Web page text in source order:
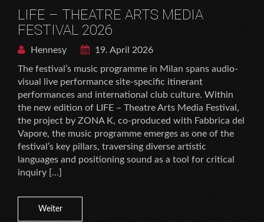
LIFE – THEATRE ARTS MEDIA
FESTIVAL 2026
Hennesy
19. April 2026
The festival’s music programme in Milan spans audio-
visual live performance site-specific itinerant
performances and international club culture. Within
the new edition of LIFE – Theatre Arts Media Festival,
the project by ZONA K, co-produced with Fabbrica del
Vapore, the music programme emerges as one of the
festival’s key pillars, traversing diverse artistic
languages and positioning sound as a tool for critical
inquiry […]
Weiter